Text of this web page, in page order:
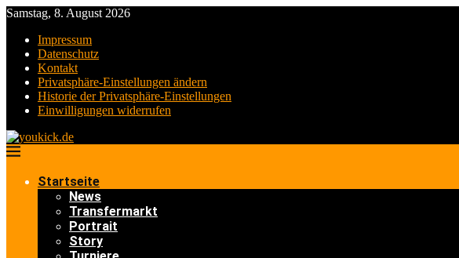
Samstag, 8. August 2026
Impressum
Datenschutz
Kontakt
Privatsphäre-Einstellungen ändern
Historie der Privatsphäre-Einstellungen
Einwilligungen widerrufen
Startseite
News
Transfermarkt
Portrait
Story